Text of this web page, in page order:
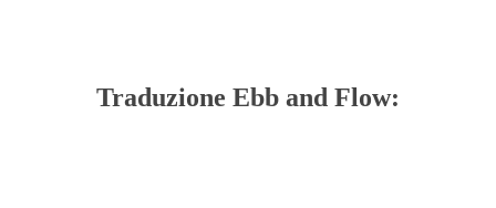
Traduzione Ebb and Flow: